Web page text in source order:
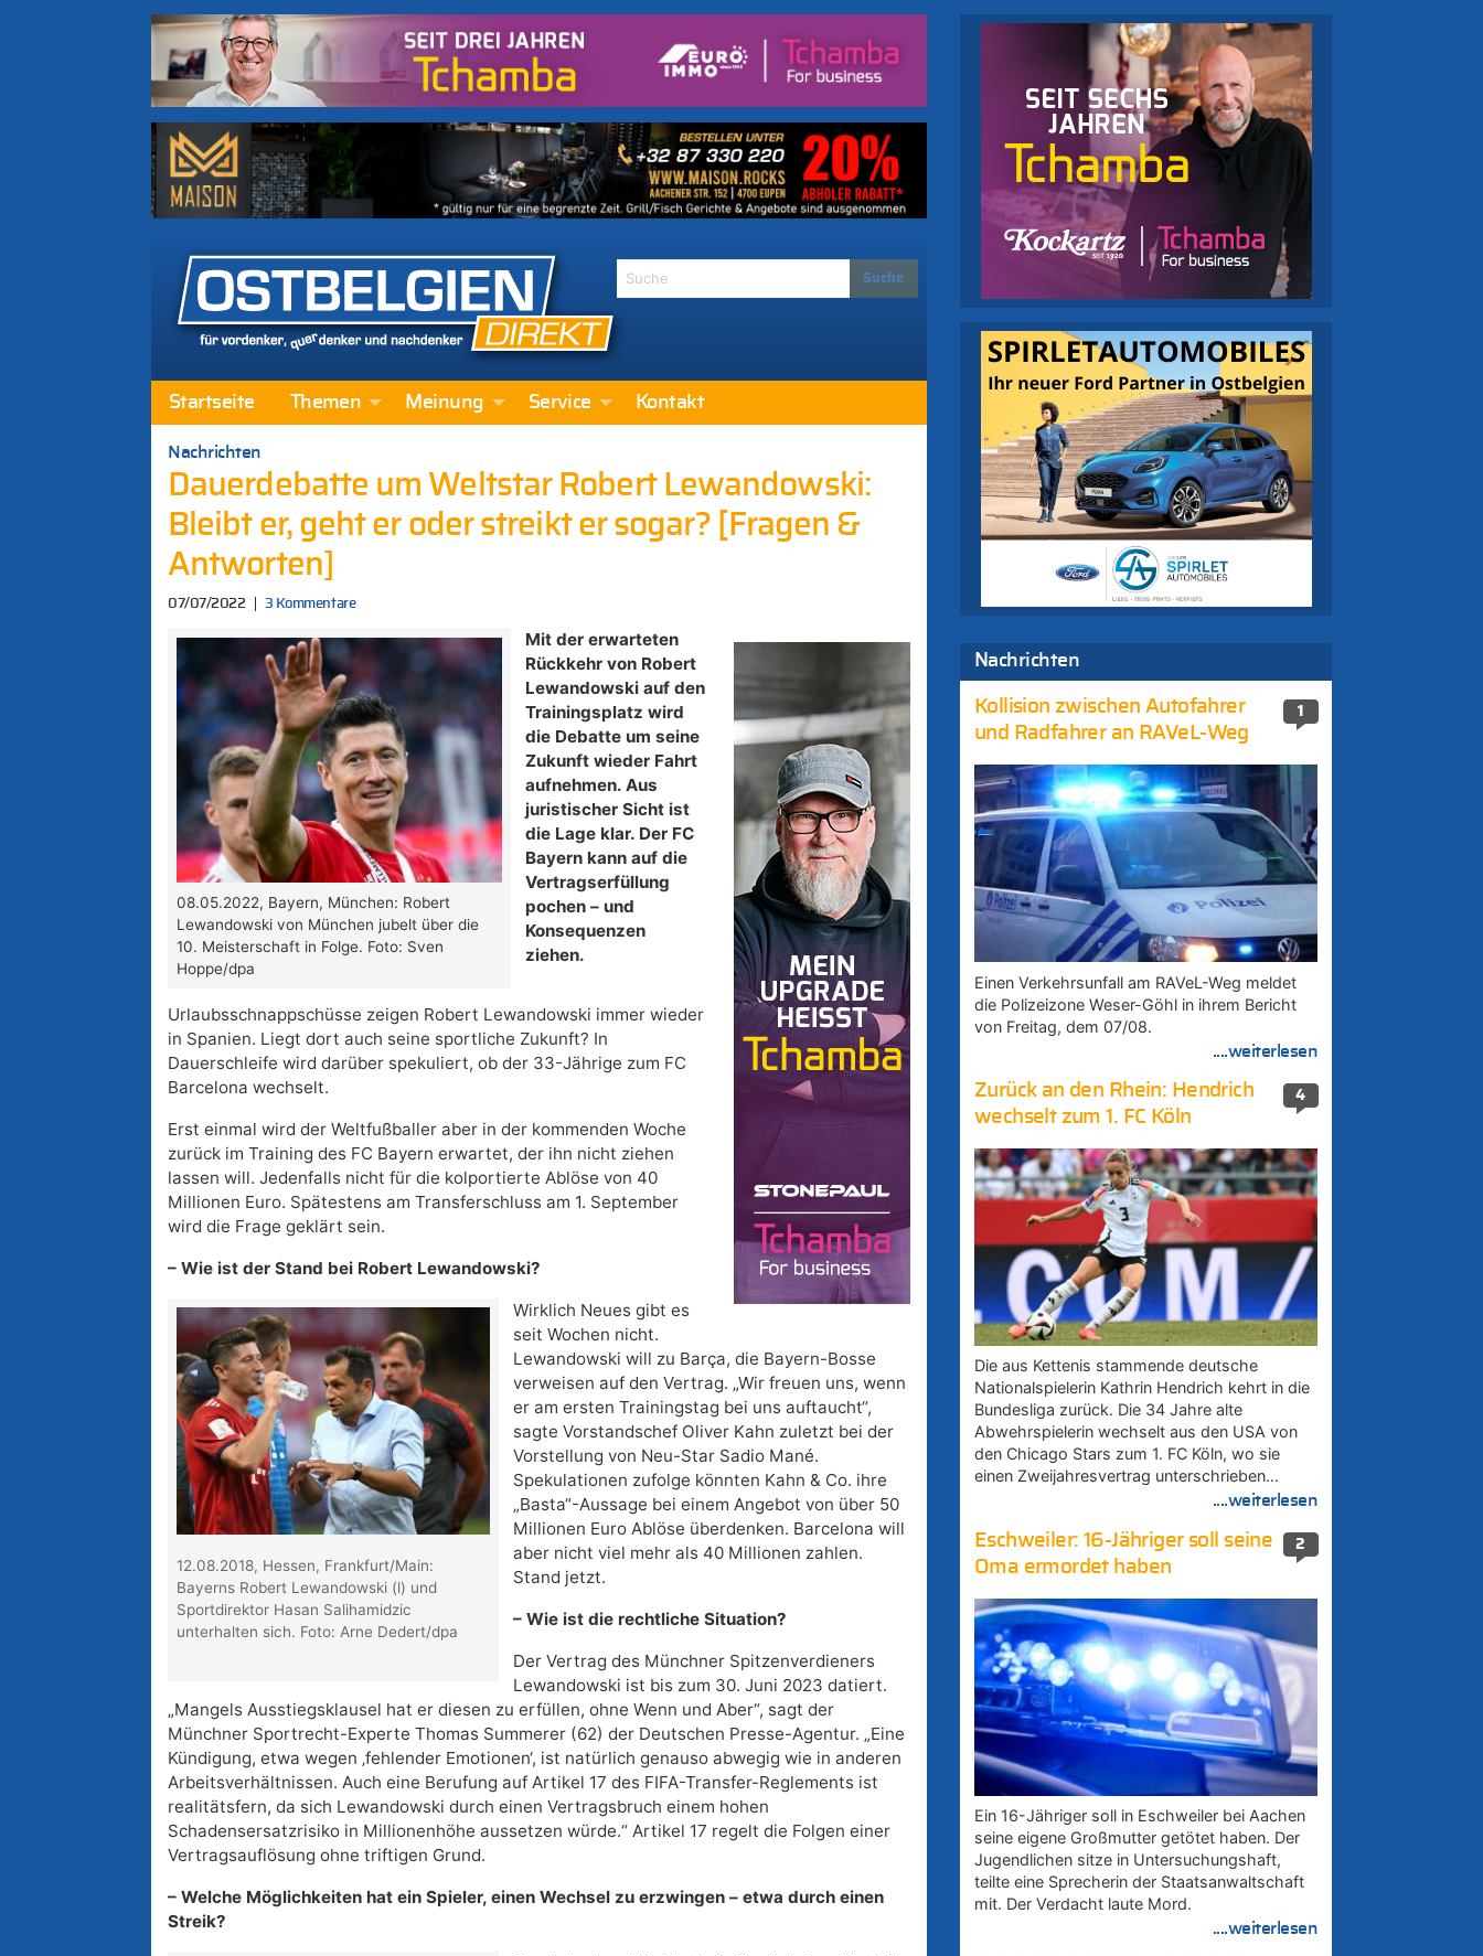
Startseite Themen Meinung Service Kontakt
Nachrichten
Dauerdebatte um Weltstar Robert Lewandowski:
Bleibt er, geht er oder streikt er sogar? [Fragen &
Antworten]
07/07/2022 3 Kommentare
08.05.2022, Bayern, München: Robert
Lewandowski von München jubelt über die
10. Meisterschaft in Folge. Foto: Sven
Hoppe/dpa
Mit der erwarteten
Rückkehr von Robert
Lewandowski auf den
Trainingsplatz wird
die Debatte um seine
Zukunft wieder Fahrt
aufnehmen. Aus
juristischer Sicht ist
die Lage klar. Der FC
Bayern kann auf die
Vertragserfüllung
pochen – und
Konsequenzen
ziehen.
Urlaubsschnappschüsse zeigen Robert Lewandowski immer wieder
in Spanien. Liegt dort auch seine sportliche Zukunft? In
Dauerschleife wird darüber spekuliert, ob der 33-Jährige zum FC
Barcelona wechselt.
Erst einmal wird der Weltfußballer aber in der kommenden Woche
zurück im Training des FC Bayern erwartet, der ihn nicht ziehen
lassen will. Jedenfalls nicht für die kolportierte Ablöse von 40
Millionen Euro. Spätestens am Transferschluss am 1. September
wird die Frage geklärt sein.
– Wie ist der Stand bei Robert Lewandowski?
12.08.2018, Hessen, Frankfurt/Main:
Bayerns Robert Lewandowski (l) und
Sportdirektor Hasan Salihamidzic
unterhalten sich. Foto: Arne Dedert/dpa
Wirklich Neues gibt es
seit Wochen nicht.
Lewandowski will zu Barça, die Bayern-Bosse
verweisen auf den Vertrag. „Wir freuen uns, wenn
er am ersten Trainingstag bei uns auftaucht“,
sagte Vorstandschef Oliver Kahn zuletzt bei der
Vorstellung von Neu-Star Sadio Mané.
Spekulationen zufolge könnten Kahn & Co. ihre
„Basta“-Aussage bei einem Angebot von über 50
Millionen Euro Ablöse überdenken. Barcelona will
aber nicht viel mehr als 40 Millionen zahlen.
Stand jetzt.
– Wie ist die rechtliche Situation?
Der Vertrag des Münchner Spitzenverdieners
Lewandowski ist bis zum 30. Juni 2023 datiert.
„Mangels Ausstiegsklausel hat er diesen zu erfüllen, ohne Wenn und Aber“, sagt der
Münchner Sportrecht-Experte Thomas Summerer (62) der Deutschen Presse-Agentur. „Eine
Kündigung, etwa wegen ‚fehlender Emotionen‘, ist natürlich genauso abwegig wie in anderen
Arbeitsverhältnissen. Auch eine Berufung auf Artikel 17 des FIFA-Transfer-Reglements ist
realitätsfern, da sich Lewandowski durch einen Vertragsbruch einem hohen
Schadensersatzrisiko in Millionenhöhe aussetzen würde.“ Artikel 17 regelt die Folgen einer
Vertragsauflösung ohne triftigen Grund.
– Welche Möglichkeiten hat ein Spieler, einen Wechsel zu erzwingen – etwa durch einen
Streik?
Nachrichten
1
Kollision zwischen Autofahrer
und Radfahrer an RAVeL-Weg
Einen Verkehrsunfall am RAVeL-Weg meldet
die Polizeizone Weser-Göhl in ihrem Bericht
von Freitag, dem 07/08.
....weiterlesen
4
Zurück an den Rhein: Hendrich
wechselt zum 1. FC Köln
Die aus Kettenis stammende deutsche
Nationalspielerin Kathrin Hendrich kehrt in die
Bundesliga zurück. Die 34 Jahre alte
Abwehrspielerin wechselt aus den USA von
den Chicago Stars zum 1. FC Köln, wo sie
einen Zweijahresvertrag unterschrieben…
....weiterlesen
2
Eschweiler: 16-Jähriger soll seine
Oma ermordet haben
Ein 16-Jähriger soll in Eschweiler bei Aachen
seine eigene Großmutter getötet haben. Der
Jugendlichen sitze in Untersuchungshaft,
teilte eine Sprecherin der Staatsanwaltschaft
mit. Der Verdacht laute Mord.
....weiterlesen